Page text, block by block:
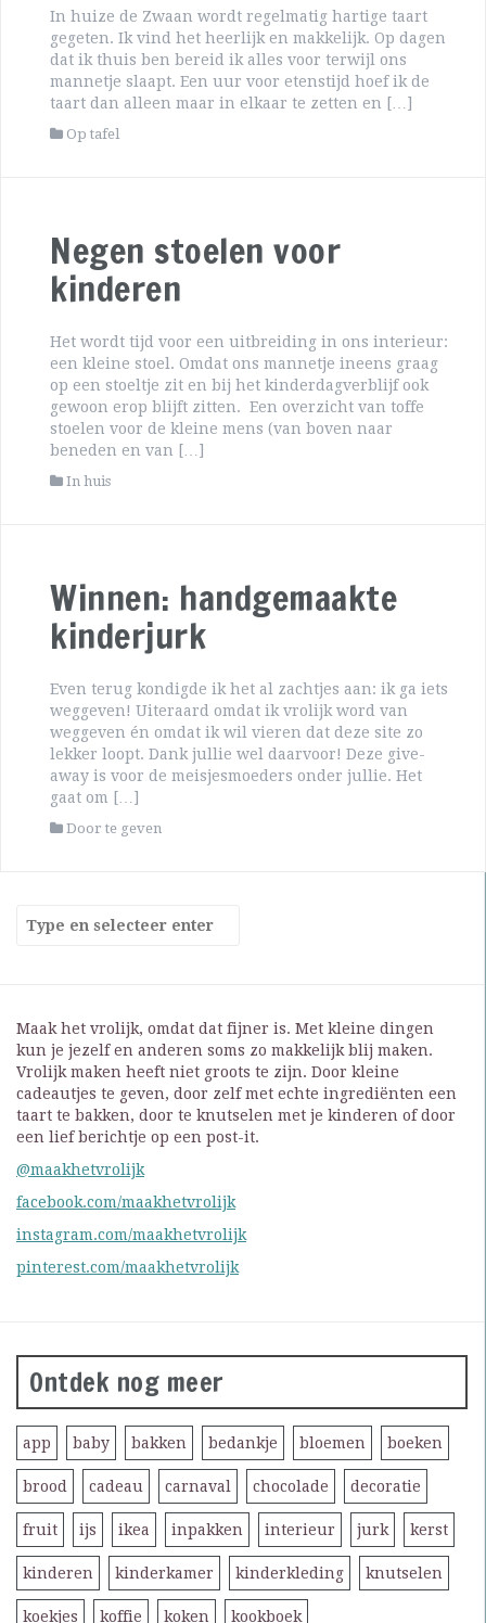
In huize de Zwaan wordt regelmatig hartige taart
gegeten. Ik vind het heerlijk en makkelijk. Op dagen
dat ik thuis ben bereid ik alles voor terwijl ons
mannetje slaapt. Een uur voor etenstijd hoef ik de
taart dan alleen maar in elkaar te zetten en […]
Op tafel
Negen stoelen voor
kinderen
Het wordt tijd voor een uitbreiding in ons interieur:
een kleine stoel. Omdat ons mannetje ineens graag
op een stoeltje zit en bij het kinderdagverblijf ook
gewoon erop blijft zitten. Een overzicht van toffe
stoelen voor de kleine mens (van boven naar
beneden en van […]
In huis
Winnen: handgemaakte
kinderjurk
Even terug kondigde ik het al zachtjes aan: ik ga iets
weggeven! Uiteraard omdat ik vrolijk word van
weggeven én omdat ik wil vieren dat deze site zo
lekker loopt. Dank jullie wel daarvoor! Deze give-
away is voor de meisjesmoeders onder jullie. Het
gaat om […]
Door te geven
Maak het vrolijk, omdat dat fijner is. Met kleine dingen
kun je jezelf en anderen soms zo makkelijk blij maken.
Vrolijk maken heeft niet groots te zijn. Door kleine
cadeautjes te geven, door zelf met echte ingrediënten een
taart te bakken, door te knutselen met je kinderen of door
een lief berichtje op een post-it.
@maakhetvrolijk
facebook.com/maakhetvrolijk
instagram.com/maakhetvrolijk
pinterest.com/maakhetvrolijk
Ontdek nog meer
app baby bakken bedankje bloemen boeken
brood cadeau carnaval chocolade decoratie
fruit ijs ikea inpakken interieur jurk kerst
kinderen kinderkamer kinderkleding knutselen
koekjes koffie koken kookboek